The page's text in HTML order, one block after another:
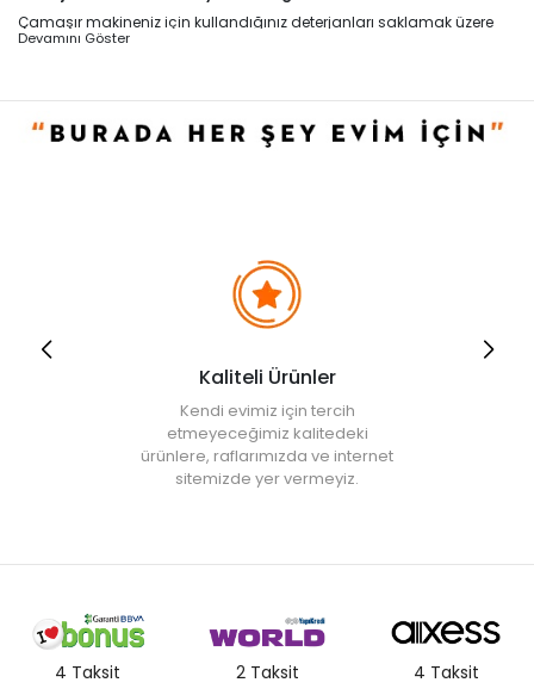
Çamaşır makineniz için kullandığınız deterjanları saklamak üzere
kullanabileceğiniz
uğraşmak istemiyorsanız,çamaşır deterjan kutusutam size göre
bir çözüm olabilir. Pek çok farklı materyalden, farklı ebat ve ölçülerde
deterjan kutusu modelleri ni buradan bulabilir ve hemen
deterjan kutuları, tek bölmeli ya da çok bölmeli olarak beğeninize
sunuluyor. Eğer evinizde bebeğiniz varsa 2 bölmeli bir deterjan
kutusu satın alarak birinde normal deterjanınızı, diğerinde ise
bebeğinizin kıyafetleri için özel olarak kullandığınız bebek deterjanını
muhafaza edebilirsiniz. Daha kolay ve hızlı bir kullanım için ölçekli
deterjan kutusu tercih edebilir ve çamaşır yıkama süreçlerinizi
hızlandırabilirsiniz. Pek çok farklı modeli ve tasarımıyla birbirinden
güzel çamaşır deterjan kutuları, burada sizleri karşılıyor.
Banyo Rafları Bakım Ürünlerinizi Düzenleyin
Banyonuzda ister bir küvet ister bir duşakabin sahibi olun, tüm kişisel
bakım gereçlerinizi düzenli bir şekilde muhafaza etmek için
saklayabilirsiniz. Burada karşınıza çıkacak banyo rafları, farklı
alışkanlıklarına ve ihtiyaçlarına hitap etmeyi başarıyor. Paslanmaz
çelikten imal edilen metal banyo rafıçeşitleri, dayanıklı yapıları ve
çok bölmeli tasarımlarıyla duş için gerekli olan tüm ihtiyaçlarınıza
yer buluyor. 2 katlı ya da 3 katlı olarak bulabileceğiniz bu ürünler,
Devamını Göster
Kaliteli Ürünler
Kendi evimiz için tercih
etmeyeceğimiz kalitedeki
ürünlere, raflarımızda ve internet
sitemizde yer vermeyiz.
4 Taksit 2 Taksit 4 Taksit